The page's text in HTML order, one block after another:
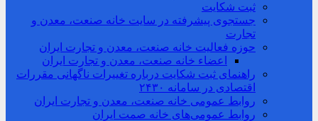
ثبت شکایت
جستجوی پیشرفته در سایت خانه صنعت، معدن و
تجارت
حوزه فعالیت خانه صنعت، معدن و تجارت ایران
اعضاء خانه صنعت، معدن و تجارت ایران
راهنمای ثبت شکایت درباره تغییرات ناگهانی مقررات
اقتصادی در سامانه ۲۴۳۰
روابط عمومی خانه صنعت، معدن و تجارت ایران
روابط عمومی‌های خانه صمت ایران